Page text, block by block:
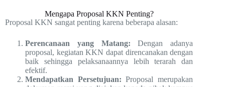
Mengapa Proposal KKN Penting?
Proposal KKN sangat penting karena beberapa alasan:
Perencanaan yang Matang: Dengan adanya
proposal, kegiatan KKN dapat direncanakan dengan
baik sehingga pelaksanaannya lebih terarah dan
efektif.
Mendapatkan Persetujuan: Proposal merupakan